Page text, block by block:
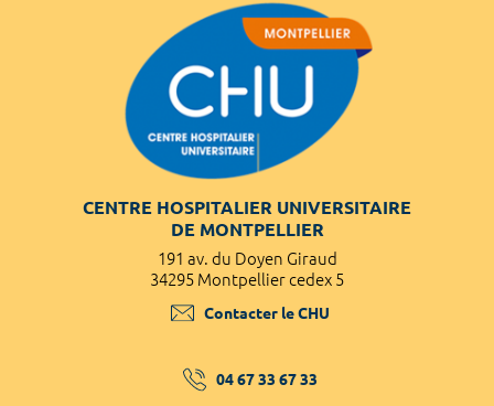
CENTRE HOSPITALIER UNIVERSITAIRE
DE MONTPELLIER
191 av. du Doyen Giraud
34295 Montpellier cedex 5
Contacter le CHU
04 67 33 67 33